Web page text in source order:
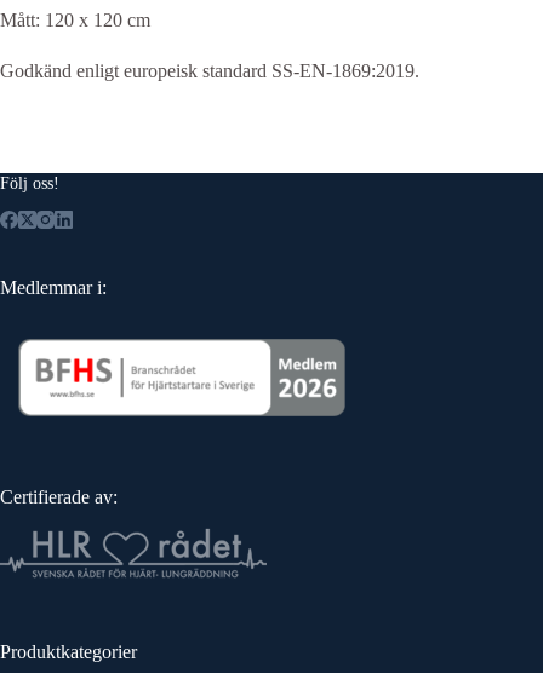
Mått: 120 x 120 cm
Godkänd enligt europeisk standard SS-EN-1869:2019.
Följ oss!
Medlemmar i:
Certifierade av:
Produktkategorier